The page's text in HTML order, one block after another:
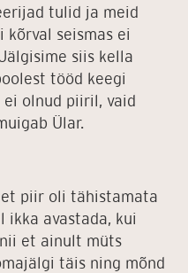
tulid ja meid
seismas ei
siis kella
tööd keegi
olnud piiril, vaid
Ülar.
et piir oli tähistamata
ikka avastada, kui
et ainult müts
täis ning mõnd